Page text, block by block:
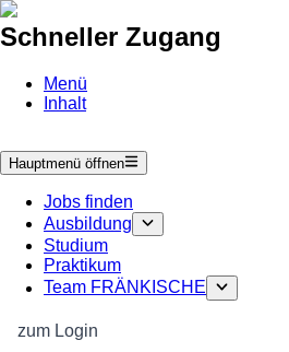
Schneller Zugang
Menü
Inhalt
Hauptmenü öffnen
Jobs finden
Ausbildung
Studium
Praktikum
Team FRÄNKISCHE
zum Login